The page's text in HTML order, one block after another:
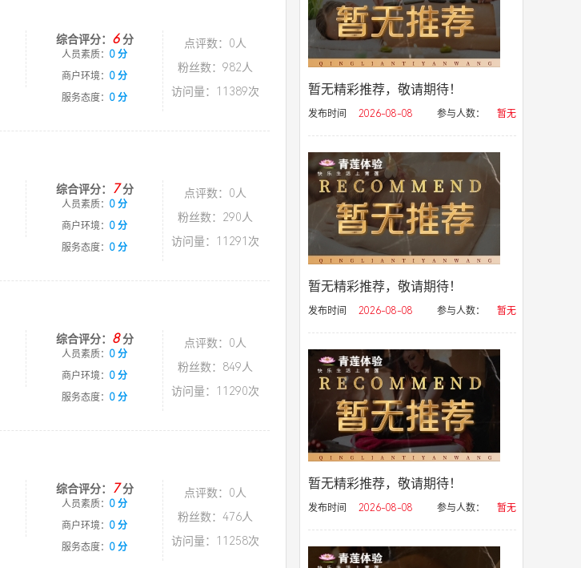
综合评分： 6分
人员素质： 0 分
商户环境： 0 分
服务态度： 0 分
点评数：0人
粉丝数：982人
访问量：11389次
综合评分： 7分
人员素质： 0 分
商户环境： 0 分
服务态度： 0 分
点评数：0人
粉丝数：290人
访问量：11291次
综合评分： 8分
人员素质： 0 分
商户环境： 0 分
服务态度： 0 分
点评数：0人
粉丝数：849人
访问量：11290次
综合评分： 7分
人员素质： 0 分
商户环境： 0 分
服务态度： 0 分
点评数：0人
粉丝数：476人
访问量：11258次
暂无精彩推荐，敬请期待！
发布时间 2026-08-08 参与人数： 暂无
暂无精彩推荐，敬请期待！
发布时间 2026-08-08 参与人数： 暂无
暂无精彩推荐，敬请期待！
发布时间 2026-08-08 参与人数： 暂无